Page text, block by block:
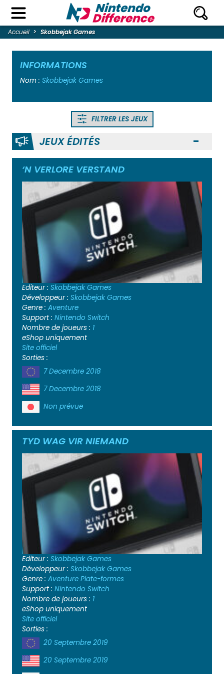
Accueil Skobbejak Games
INFORMATIONS
Nom : Skobbejak Games
FILTRER LES JEUX
JEUX ÉDITÉS
‘N VERLORE VERSTAND
Editeur : Skobbejak Games
Développeur : Skobbejak Games
Genre : Aventure
Support : Nintendo Switch
Nombre de joueurs : 1
eShop uniquement
Site officiel
Sorties :
7 Decembre 2018
7 Decembre 2018
Non prévue
TYD WAG VIR NIEMAND
Editeur : Skobbejak Games
Développeur : Skobbejak Games
Genre : Aventure Plate-formes
Support : Nintendo Switch
Nombre de joueurs : 1
eShop uniquement
Site officiel
Sorties :
20 Septembre 2019
20 Septembre 2019